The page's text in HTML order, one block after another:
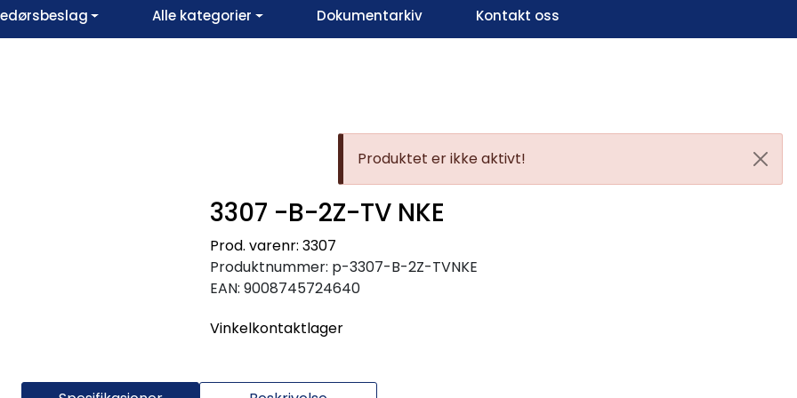
Infosenter
Alle kategorier Dokumentarkiv Kontakt oss
Produktet er ikke aktivt!
3307 -B-2Z-TV NKE
Prod. varenr: 3307
Produktnummer: p-3307-B-2Z-TVNKE
EAN: 9008745724640
Vinkelkontaktlager